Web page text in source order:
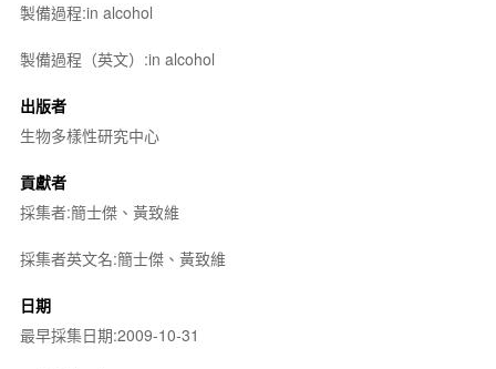
製備過程:in alcohol
製備過程（英文）:in alcohol
出版者
生物多樣性研究中心
貢獻者
採集者:簡士傑、黃致維
採集者英文名:簡士傑、黃致維
日期
最早採集日期:2009-10-31